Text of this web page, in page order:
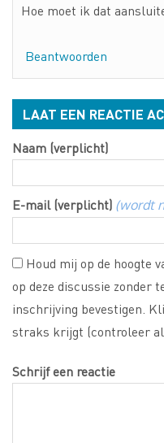
Hoe moet ik dat
Beantwoorden
LAAT EEN REACTIE
Naam (verplicht)
E-mail (verplicht) (wordt
Houd mij op de hoogte
op deze discussie zonder
inschrijving bevestigen.
straks krijgt (controleer
Schrijf een reactie